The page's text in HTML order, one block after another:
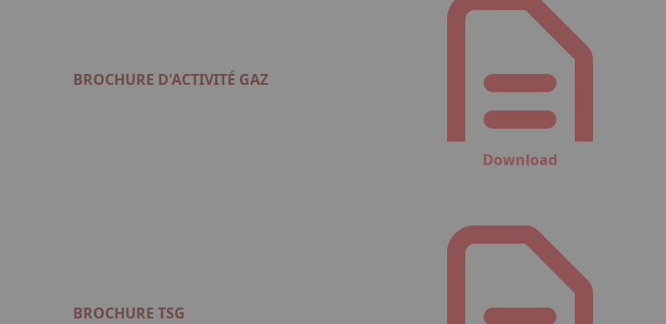
BROCHURE D'ACTIVITÉ GAZ
Download
BROCHURE TSG